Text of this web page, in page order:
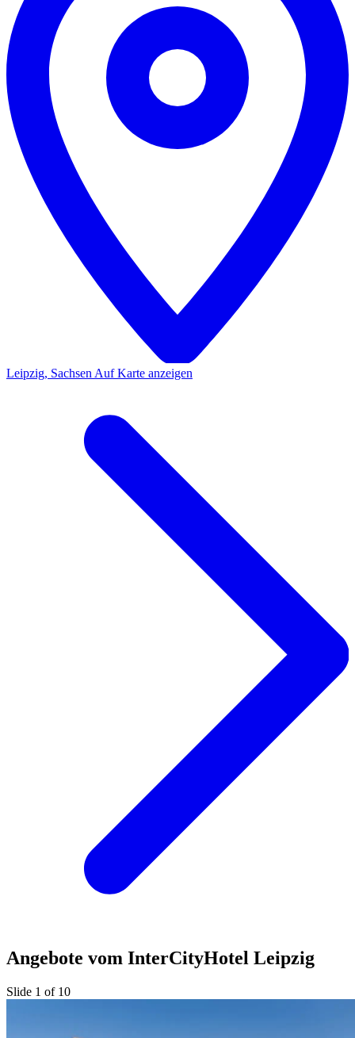
Leipzig, Sachsen Auf Karte anzeigen
Angebote vom InterCityHotel Leipzig
Slide 1 of 10